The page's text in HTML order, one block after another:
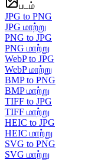
படம்
JPG to PNG
JPG மாற்று
PNG to JPG
PNG மாற்று
WebP to JPG
WebP மாற்று
BMP to PNG
BMP மாற்று
TIFF to JPG
TIFF மாற்று
HEIC to JPG
HEIC மாற்று
SVG to PNG
SVG மாற்று